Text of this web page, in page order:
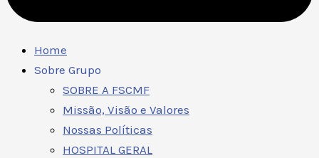
Home
Sobre Grupo
SOBRE A FSCMF
Missão, Visão e Valores
Nossas Políticas
HOSPITAL GERAL